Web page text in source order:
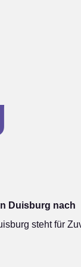
Duisburg nach
steht für